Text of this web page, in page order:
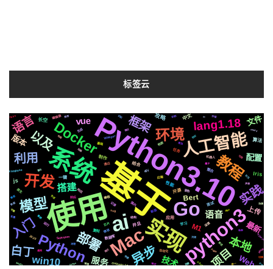
标签云
基于
使用Python3.10
系统
ai 实现
Go
python3
Mac
人工智能
开发
环境
教程
Python
模型
Docker
异步
部署
以及
利用
实践
入门
框架 lang1.18
本地
白丁
语言
项目
win10
搭建
语音
vue
技术
配置
服务
最新
版本
Web
文件
Bert
M1
上传
攻略
js
Iris
中文
长空
算法
结合
性能
开源
制作
并且
应用
一键
复刻
学习
任务
面试
api
数据库
整合
国内
后端
Whisper
机器人
深度
记录
编程
Selenium
通过
新版
Golang1.18
svg
生成
结构
运行
自动化
音色
响应
compose
原生
芯片
前后
检测
编辑器
微软
基础
2020
动画
合成
爬虫
属于
情况
协议
io
聊天
MacOs
页面
https
Pytorch
简历
快速
识别
布局
集群
流程
声音
可用
机制
社交
数据
centos
推送
需要
格式
字幕
变量
推荐
celery
场景
阻塞
镜像
Apple
各种
存储
Silicon
遇到
统一
CSS3
github
切换
区块